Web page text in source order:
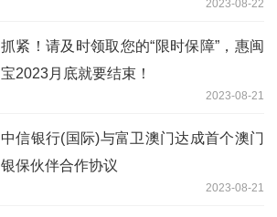
2023-08-22
抓紧！请及时领取您的“限时保障”，惠闽
宝2023月底就要结束！
2023-08-21
中信银行(国际)与富卫澳门达成首个澳门
银保伙伴合作协议
2023-08-21